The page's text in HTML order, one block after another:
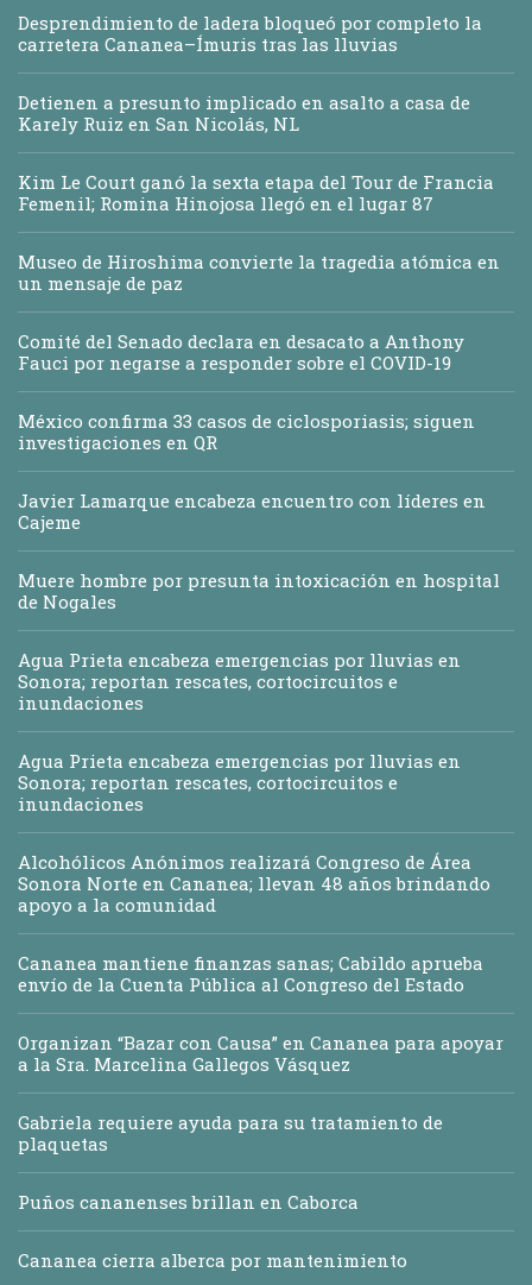
Desprendimiento de ladera bloqueó por completo la
carretera Cananea–Ímuris tras las lluvias
Detienen a presunto implicado en asalto a casa de
Karely Ruiz en San Nicolás, NL
Kim Le Court ganó la sexta etapa del Tour de Francia
Femenil; Romina Hinojosa llegó en el lugar 87
Museo de Hiroshima convierte la tragedia atómica en
un mensaje de paz
Comité del Senado declara en desacato a Anthony
Fauci por negarse a responder sobre el COVID-19
México confirma 33 casos de ciclosporiasis; siguen
investigaciones en QR
Javier Lamarque encabeza encuentro con líderes en
Cajeme
Muere hombre por presunta intoxicación en hospital
de Nogales
Agua Prieta encabeza emergencias por lluvias en
Sonora; reportan rescates, cortocircuitos e
inundaciones
Agua Prieta encabeza emergencias por lluvias en
Sonora; reportan rescates, cortocircuitos e
inundaciones
Alcohólicos Anónimos realizará Congreso de Área
Sonora Norte en Cananea; llevan 48 años brindando
apoyo a la comunidad
Cananea mantiene finanzas sanas; Cabildo aprueba
envío de la Cuenta Pública al Congreso del Estado
Organizan “Bazar con Causa” en Cananea para apoyar
a la Sra. Marcelina Gallegos Vásquez
Gabriela requiere ayuda para su tratamiento de
plaquetas
Puños cananenses brillan en Caborca
Cananea cierra alberca por mantenimiento